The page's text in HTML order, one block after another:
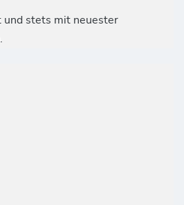
und stets mit neuester